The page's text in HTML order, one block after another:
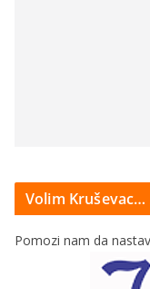
Volim Kruševac…
Pomozi nam da